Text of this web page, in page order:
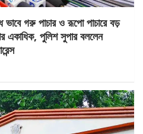
গরু পাচার ও রূপো পাচারে বড়
একাধিক, পুলিশ সুপার বললেন